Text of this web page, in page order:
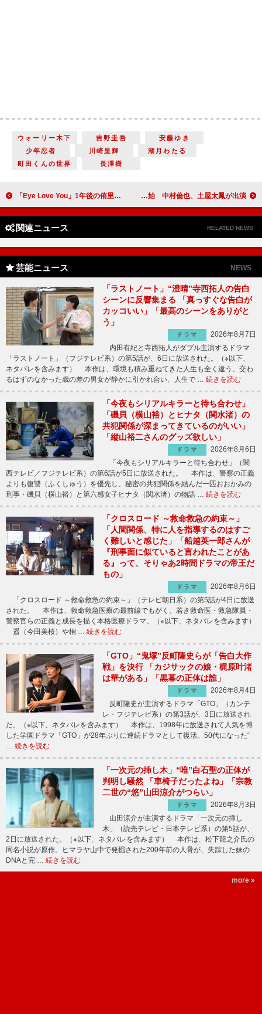
ウォーリー木下 吉野圭吾
安藤ゆき
少年忍者
川崎皇輝
湖月わたる
町田くんの世界
長澤樹
「Eye Love You」1年後の侑里とテオの姿に「多幸感たっぷりなラスト」 「テオがラッコになってバイバイじゃなくて良かった」 今夏放送、NHK土曜ドラマ「Shrinkシュリンク―精神科医ヨワイ―」の制作開始 中村倫也、土屋太鳳が出演
関連ニュース RELATED NEWS
芸能ニュース NEWS
「ラストノート」“澄晴”寺西拓人の告白
シーンに反響集まる 「真っすぐな告白が
カッコいい」「最高のシーンをありがと
う」
ドラマ
2026年8月7日
内田有紀と寺西拓人がダブル主演するドラマ
「ラストノート」（フジテレビ系）の第5話が、6日に放送された。（※以下、
ネタバレを含みます） 本作は、環境も積み重ねてきた人生も全く違う、交わ
るはずのなかった歳の差の男女が静かに引かれ合い、人生で … 続きを読む
「今夜もシリアルキラーと待ち合わせ」
「磯貝（横山裕）とヒナタ（関水渚）の
共犯関係が深まってきているのがいい」
「縦山裕二さんのグッズ欲しい」
ドラマ
2026年8月6日
「今夜もシリアルキラーと待ち合わせ」（関
西テレビ／フジテレビ系）の第6話が5日に放送された。 本作は、警察の正義
よりも復讐（ふくしゅう）を優先し、秘密の共犯関係を結んだ一匹おおかみの
刑事・磯貝（横山裕）と第六感女子ヒナタ（関水渚）の物語 … 続きを読む
「クロスロード ～救命救急の約束～」
「人間関係、特に人を指導するのはすご
く難しいと感じた」「船越英一郎さんが
『刑事面に似ていると言われたことがあ
る』って、そりゃあ2時間ドラマの帝王だ
もの」
ドラマ
2026年8月6日
「クロスロード ～救命救急の約束～」（テレビ朝日系）の第5話が4日に放送
された。 本作は、救命救急医療の最前線でもがく、若き救命医・救急隊員・
警察官らの正義と成長を描く本格医療ドラマ。（※以下、ネタバレを含みます）
遥（今田美桜）や桐 … 続きを読む
「GTO」“鬼塚”反町隆史らが「告白大作
戦」を決行 「カジサックの娘・梶原叶渚
は華がある」「黒幕の正体は誰」
ドラマ
2026年8月4日
反町隆史が主演するドラマ「GTO」（カンテ
レ・フジテレビ系）の第3話が、3日に放送され
た。（※以下、ネタバレを含みます） 本作は、1998年に放送されて人気を博
した学園ドラマ「GTO」が28年ぶりに連続ドラマとして復活。50代になった“
… 続きを読む
「一次元の挿し木」“唯”白石聖の正体が
判明し騒然 「車椅子だったよね」「宗教
二世の“悠”山田涼介がつらい」
ドラマ
2026年8月3日
山田涼介が主演するドラマ「一次元の挿し
木」（読売テレビ・日本テレビ系）の第5話が、
2日に放送された。（※以下、ネタバレを含みます） 本作は、松下龍之介氏の
同名小説が原作。ヒマラヤ山中で発掘された200年前の人骨が、失踪した妹の
DNAと完 … 続きを読む
more »